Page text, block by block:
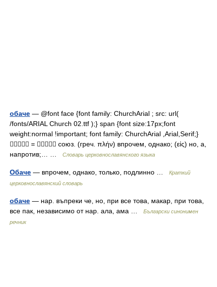
обаче — @font face {font family: ChurchArial ; src: url(
/fonts/ARIAL Church 02.ttf );} span {font size:17px;font
weight:normal !important; font family: ChurchArial ,Arial,Serif;}
 =  союз. (греч. πλήν) впрочем, однако; (εἰς) но, а,
напротив;… …
Словарь церковнославянского языка
Обаче — впрочем, однако, только, подлинно …
Краткий
церковнославянский словарь
обаче — нар. въпреки че, но, при все това, макар, при това,
все пак, независимо от нар. ала, ама …
Български синонимен
речник